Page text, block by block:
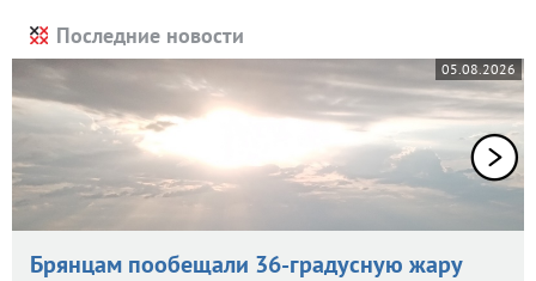
Последние новости
05.08.2026
Брянцам пообещали 36-градусную жару